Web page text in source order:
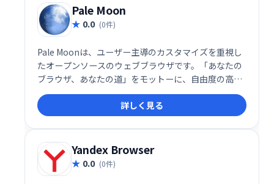
Pale Moon
0.0 (0件)
Pale Moonは、ユーザー主導のカスタマイズを重視し
たオープンソースのウェブブラウザです。「あなたの
ブラウザ、あなたの道」をモットーに、自由度の高い
ブラウジング体験を提供します。 シンプルながらも強
力な機能で、快適なインターネット環境を実現しま
す。
詳しく見る
Yandex Browser
0.0 (0件)